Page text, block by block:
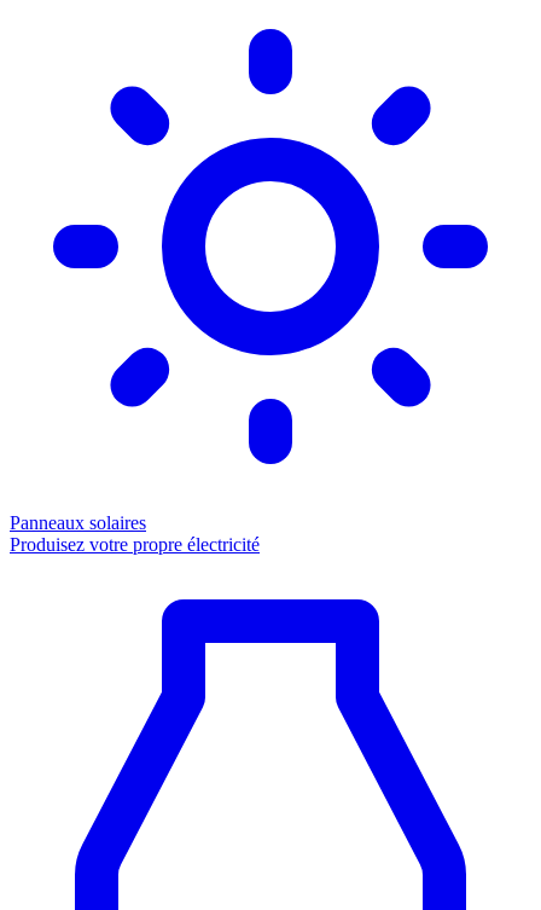
Panneaux solaires
Produisez votre propre électricité